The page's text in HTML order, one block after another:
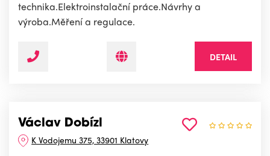
technika.Elektroinstalační práce.Návrhy a
výroba.Měření a regulace.
DETAIL
Václav Dobízl
K Vodojemu 375, 33901 Klatovy